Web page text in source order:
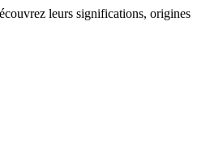
leurs significations, origines